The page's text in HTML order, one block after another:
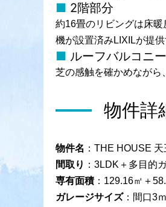
2階部分
約16畳のリビングは床
機が設置済みLIXILが提
ルーフバルコニー
芝の感触を確かめながら
物件詳
物件名 ：THE HOUSE 天
間取り ：3LDK＋多目的
専有面積：129.16㎡＋
ガレージサイズ：間口3